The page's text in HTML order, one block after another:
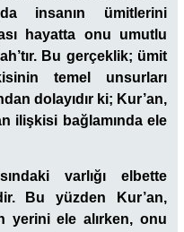
insanın ümitlerini
hayatta onu umutlu
Bu gerçeklik; ümit
temel unsurları
dolayıdır ki; Kur’an,
ilişkisi bağlamında ele
varlığı elbette
Bu yüzden Kur’an,
yerini ele alırken, onu